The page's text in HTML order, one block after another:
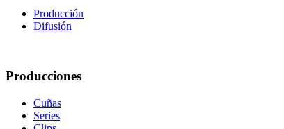
Producción
Difusión
Producciones
Cuñas
Series